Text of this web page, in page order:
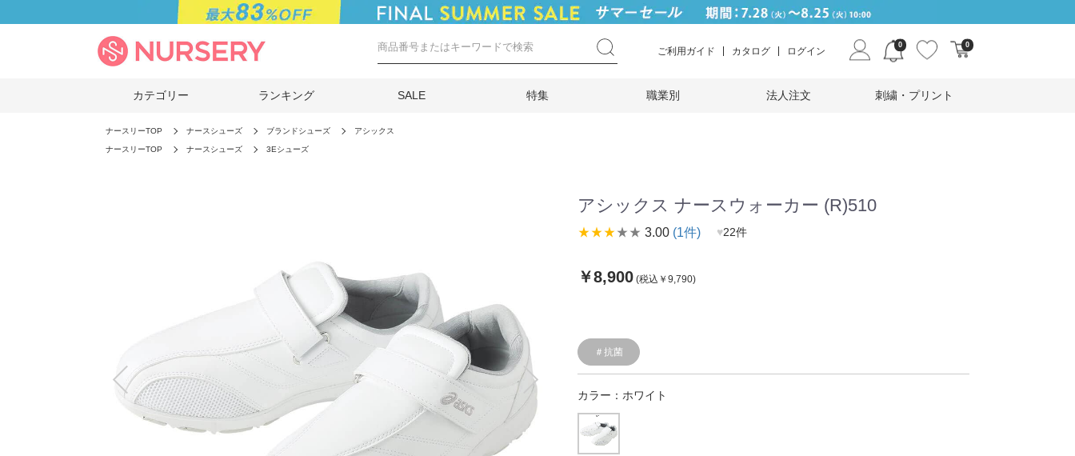
ご利用ガイド カタログ ログイン
0 0
カテゴリー ランキング SALE 特集 職業別 法人注文 刺繍・プリント
ナースリーTOP ナースシューズ ブランドシューズ アシックス
ナースリーTOP ナースシューズ 3Eシューズ
アシックス ナースウォーカー (R)510
star_ratestar_ratestar_ratestar_rate star_rate 3.00 (1件) ♥22件
￥8,900 (税込￥9,790)
＃抗菌
カラー： ホワイト